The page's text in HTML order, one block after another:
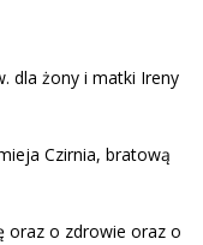
dla żony i matki Ireny
Czirnia, bratową
oraz o zdrowie oraz o